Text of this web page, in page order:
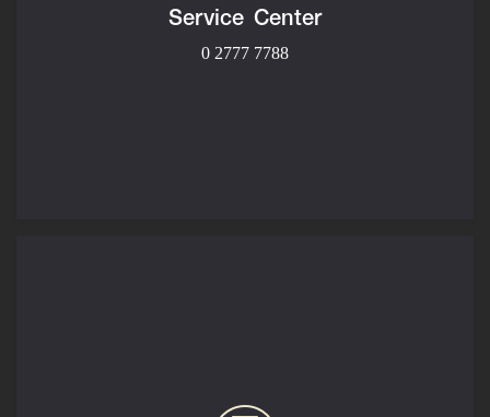
Service Center
0 2777 7788